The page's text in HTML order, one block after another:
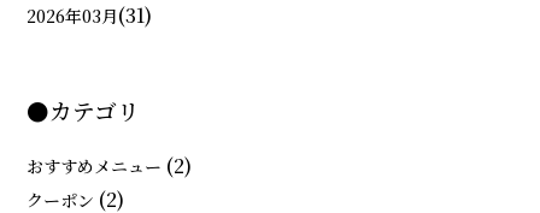
2026年03月(31)
●カテゴリ
おすすめメニュー (2)
クーポン (2)